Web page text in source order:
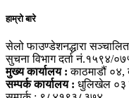
हाम्रो बारे
सेलो फाउण्डेशनद्धारा सञ्चालित
सुचना विभाग दर्ता नं.१५९४/
मुख्य कार्यालय : काठमाडौं ०४,
सम्पर्क कार्यालय : धुलिखेल ०३